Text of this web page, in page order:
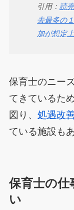
引用：読
去最多の
加が想定
保育士のニー
てきているた
図り、 処遇改
ている施設も
保育士の仕
い